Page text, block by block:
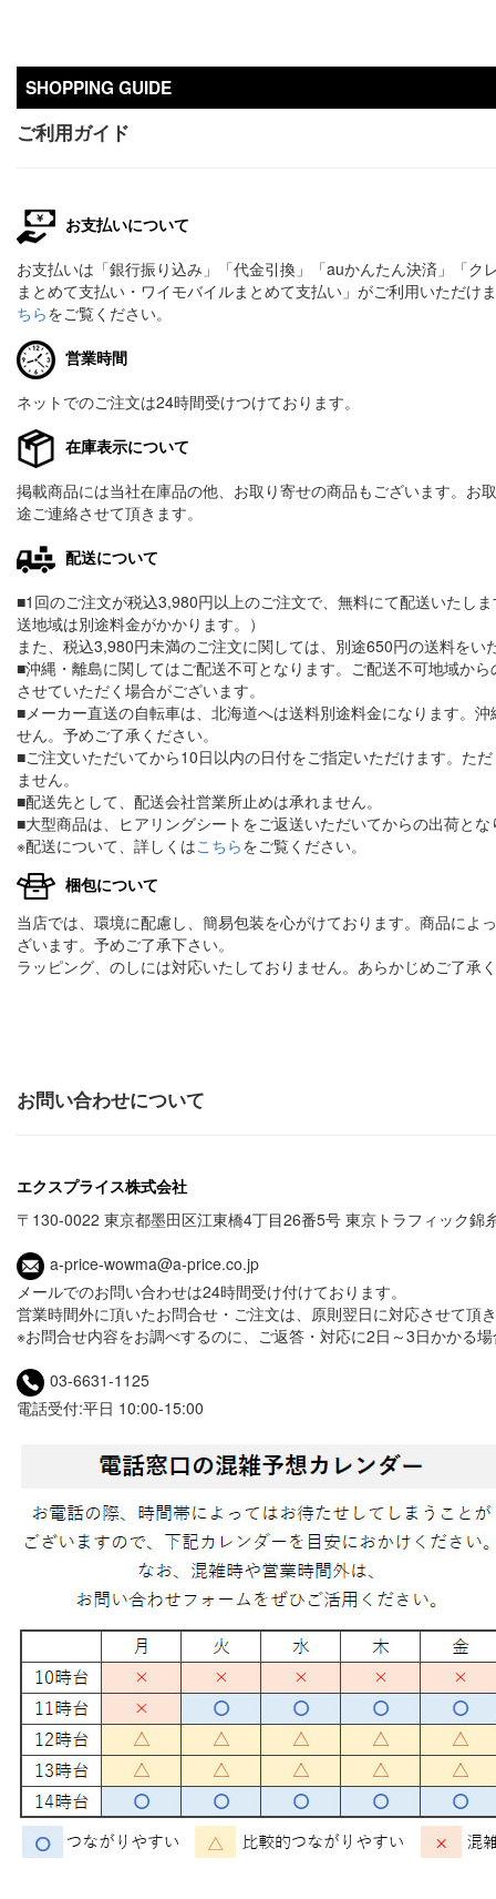
SHOPPING GUIDE
ご利用ガイド
お支払いについて
お支払いは「銀行振り込み」「代金引換」「auかんたん決済」「ク
まとめて支払い・ワイモバイルまとめて支払い」がご利用いただけ
ちらをご覧ください。
営業時間
ネットでのご注文は24時間受けつけております。
在庫表示について
掲載商品には当社在庫品の他、お取り寄せの商品もございます。お
途ご連絡させて頂きます。
配送について
■1回のご注文が税込3,980円以上のご注文で、無料にて配送いたし
送地域は別途料金がかかります。）
また、税込3,980円未満のご注文に関しては、別途650円の送料をい
■沖縄・離島に関してはご配送不可となります。ご配送不可地域か
させていただく場合がございます。
■メーカー直送の自転車は、北海道へは送料別途料金になります。
せん。予めご了承ください。
■ご注文いただいてから10日以内の日付をご指定いただけます。た
ません。
■配送先として、配送会社営業所止めは承れません。
■大型商品は、ヒアリングシートをご返送いただいてからの出荷とな
※配送について、詳しくはこちらをご覧ください。
梱包について
当店では、環境に配慮し、簡易包装を心がけております。商品によ
ざいます。予めご了承下さい。
ラッピング、のしには対応いたしておりません。あらかじめご了承
お問い合わせについて
エクスプライス株式会社
〒130-0022 東京都墨田区江東橋4丁目26番5号 東京トラフィック錦
a-price-wowma@a-price.co.jp
メールでのお問い合わせは24時間受け付けております。
営業時間外に頂いたお問合せ・ご注文は、原則翌日に対応させて頂
※お問合せ内容をお調べするのに、ご返答・対応に2日～3日かかる
03-6631-1125
電話受付:平日 10:00-15:00